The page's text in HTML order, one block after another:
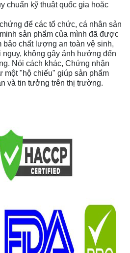
chuẩn kỹ thuật quốc gia hoặc
để các tổ chức, cá nhân sản
sản phẩm của mình đã được
bảo chất lượng an toàn vệ sinh,
không gây ảnh hưởng đến
Nói cách khác, Chứng nhận
một "hộ chiếu" giúp sản phẩm
và tin tưởng trên thị trường.